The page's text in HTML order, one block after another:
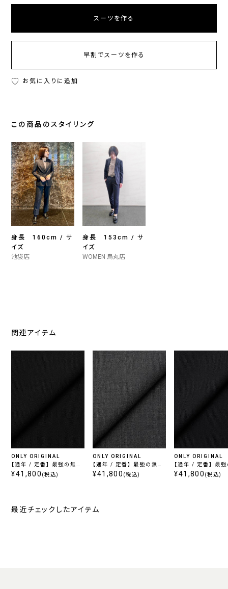
スーツを作る
早割でスーツを作る
お気に入りに追加
この商品のスタイリング
身長 160cm / サ
イズ
池袋店
身長 153cm / サ
イズ
WOMEN 烏丸店
関連アイテム
ONLY ORIGINAL
【通年 / 定番】 最強の無地
/ ブラック
¥41,800 (税込)
ONLY ORIGINAL
【通年 / 定番】 最強の無地
/ グレー
¥41,800 (税込)
ONLY ORIGINAL
【通年 / 定番】 最
/ ネイビー
¥41,800 (税込)
最近チェックしたアイテム